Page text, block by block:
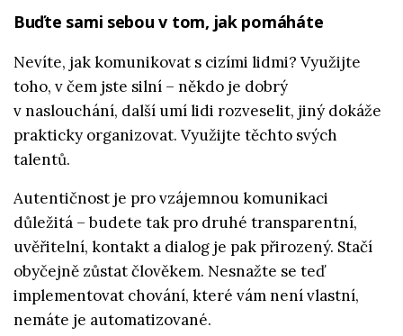
Buďte sami sebou v tom, jak pomáháte
Nevíte, jak komunikovat s cizími lidmi? Využijte
toho, v čem jste silní – někdo je dobrý
v naslouchání, další umí lidi rozveselit, jiný dokáže
prakticky organizovat. Využijte těchto svých
talentů.
Autentičnost je pro vzájemnou komunikaci
důležitá – budete tak pro druhé transparentní,
uvěřitelní, kontakt a dialog je pak přirozený. Stačí
obyčejně zůstat člověkem. Nesnažte se teď
implementovat chování, které vám není vlastní,
nemáte je automatizované.